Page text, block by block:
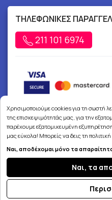
ΤΗΛΕΦΩΝΙΚΕΣ
211 101 6974
Copyright ©
Χρησιμοποιούμε cookies για τη σωστή
της επισκεψιμότητάς μας, για την
παρέχουμε εξατομικευμένη
μας εύκολα! Μπορείς να δεις τη
Ναι, αποδέχομαι μόνο τα
Ναι, τα